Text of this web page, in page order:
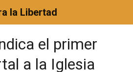
la Libertad
el primer
a la Iglesia